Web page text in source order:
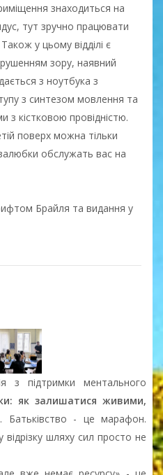
знаходиться на
тут зручно працювати
у цьому відділі є
зору, наявний
з ноутбука з
з синтезом мовлення та
кістковою провідністю.
поверх можна тільки
обслужать вас на
Брайля та видання у
з підтримки ментального
як залишатися живими,
. Батьківство - це марафон.
шляху сил просто не